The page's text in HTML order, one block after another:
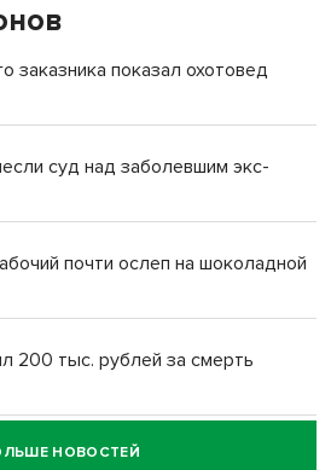
заказника показал охотовед
суд над заболевшим экс-
почти ослеп на шоколадной
200 тыс. рублей за смерть
водителя за смерть
НОВОСТЕЙ